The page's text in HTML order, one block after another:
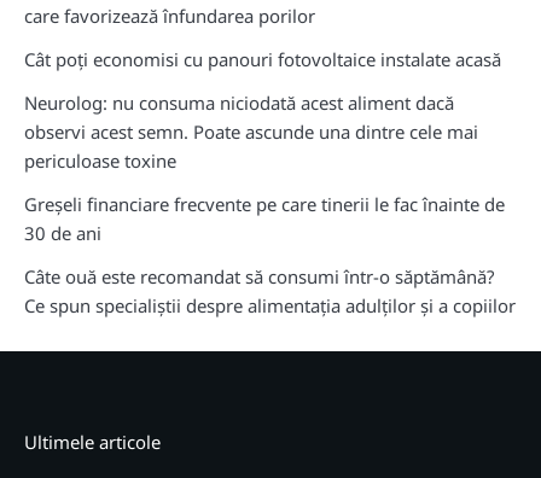
care favorizează înfundarea porilor
Cât poți economisi cu panouri fotovoltaice instalate acasă
Neurolog: nu consuma niciodată acest aliment dacă
observi acest semn. Poate ascunde una dintre cele mai
periculoase toxine
Greșeli financiare frecvente pe care tinerii le fac înainte de
30 de ani
Câte ouă este recomandat să consumi într-o săptămână?
Ce spun specialiștii despre alimentația adulților și a copiilor
Ultimele articole